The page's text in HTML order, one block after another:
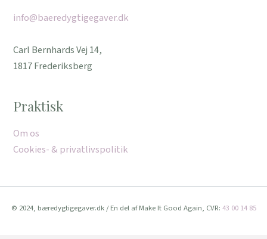
info@baeredygtigegaver.dk
Carl Bernhards Vej 14,
1817 Frederiksberg
Praktisk
Om os
Cookies- & privatlivspolitik
© 2024, bæredygtigegaver.dk / En del af Make It Good Again, CVR: 43 00 14 85